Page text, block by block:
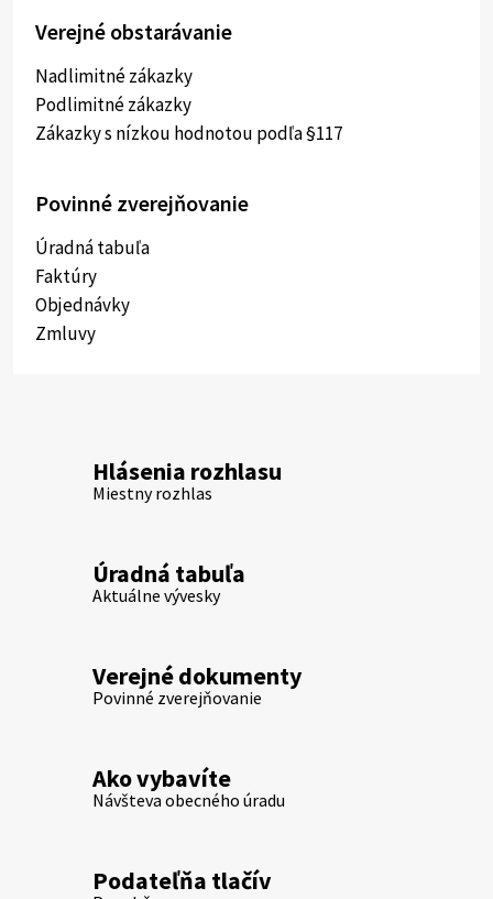
Verejné obstarávanie
Nadlimitné zákazky
Podlimitné zákazky
Zákazky s nízkou hodnotou podľa §117
Povinné zverejňovanie
Úradná tabuľa
Faktúry
Objednávky
Zmluvy
Hlásenia rozhlasu
Miestny rozhlas
Úradná tabuľa
Aktuálne vývesky
Verejné dokumenty
Povinné zverejňovanie
Ako vybavíte
Návšteva obecného úradu
Podateľňa tlačív